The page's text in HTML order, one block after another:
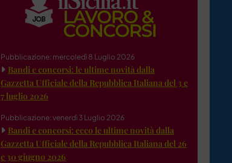
Pubblicazione: mercoledì 8 Luglio 2026
Bandi e concorsi: le ultime novità dalla
Gazzetta Ufficiale della Repubblica Italiana del 3 e
7 luglio 2026
Pubblicazione: venerdì 3 Luglio 2026
Bandi e concorsi: ecco le ultime novità dalla
Gazzetta Ufficiale della Repubblica Italiana del 26
e 30 giugno 2026